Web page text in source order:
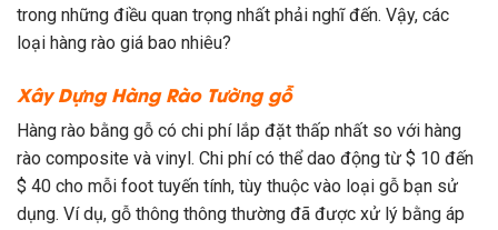
trong những điều quan trọng nhất phải nghĩ đến. Vậy, các
loại hàng rào giá bao nhiêu?
Xây Dựng Hàng Rào Tường gỗ
Hàng rào bằng gỗ có chi phí lắp đặt thấp nhất so với hàng
rào composite và vinyl. Chi phí có thể dao động từ $ 10 đến
$ 40 cho mỗi foot tuyến tính, tùy thuộc vào loại gỗ bạn sử
dụng. Ví dụ, gỗ thông thông thường đã được xử lý bằng áp